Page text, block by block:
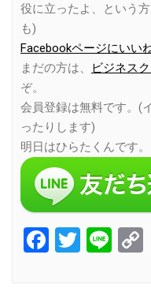
役に立ったよ、という
も)
Facebookページにいい
まだの方は、
ビジネス
ぞ。
会員登録は無料です。(
ったりします)
明日はひらたくんです。
Facebook
Twitter
Line